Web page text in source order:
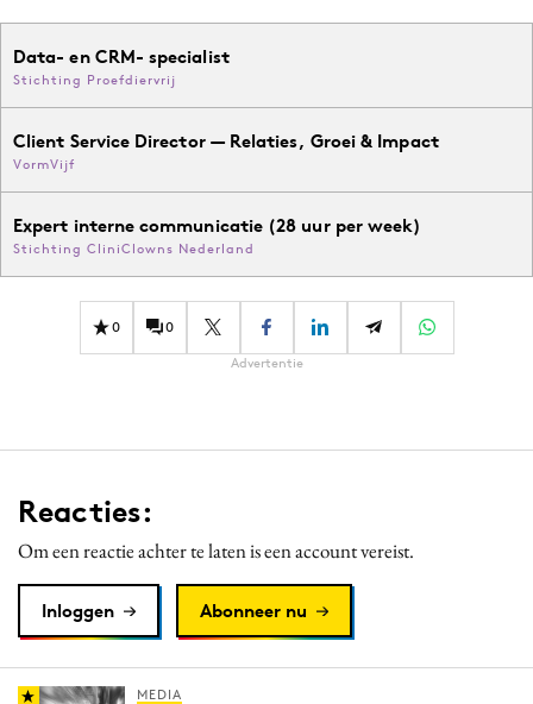
Data- en CRM- specialist
Stichting Proefdiervrij
Client Service Director — Relaties, Groei & Impact
VormVijf
Expert interne communicatie (28 uur per week)
Stichting CliniClowns Nederland
0 0
Advertentie
Reacties:
Om een reactie achter te laten is een account vereist.
Inloggen Abonneer nu
MEDIA